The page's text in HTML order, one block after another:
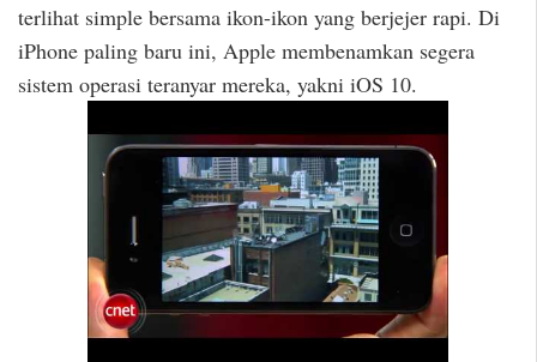
terlihat simple bersama ikon-ikon yang berjejer rapi. Di
iPhone paling baru ini, Apple membenamkan segera
sistem operasi teranyar mereka, yakni iOS 10.